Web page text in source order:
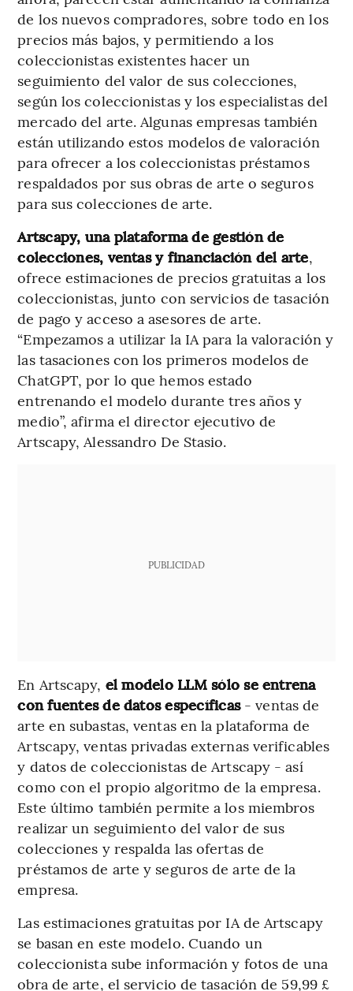
de los nuevos compradores, sobre todo en los
precios más bajos, y permitiendo a los
coleccionistas existentes hacer un
seguimiento del valor de sus colecciones,
según los coleccionistas y los especialistas del
mercado del arte. Algunas empresas también
están utilizando estos modelos de valoración
para ofrecer a los coleccionistas préstamos
respaldados por sus obras de arte o seguros
para sus colecciones de arte.
Artscapy, una plataforma de gestión de
colecciones, ventas y financiación del arte,
ofrece estimaciones de precios gratuitas a los
coleccionistas, junto con servicios de tasación
de pago y acceso a asesores de arte.
“Empezamos a utilizar la IA para la valoración y
las tasaciones con los primeros modelos de
ChatGPT, por lo que hemos estado
entrenando el modelo durante tres años y
medio”, afirma el director ejecutivo de
Artscapy, Alessandro De Stasio.
PUBLICIDAD
En Artscapy, el modelo LLM sólo se entrena
con fuentes de datos específicas- ventas de
arte en subastas, ventas en la plataforma de
Artscapy, ventas privadas externas verificables
y datos de coleccionistas de Artscapy - así
como con el propio algoritmo de la empresa.
Este último también permite a los miembros
realizar un seguimiento del valor de sus
colecciones y respalda las ofertas de
préstamos de arte y seguros de arte de la
empresa.
Las estimaciones gratuitas por IA de Artscapy
se basan en este modelo. Cuando un
coleccionista sube información y fotos de una
obra de arte, el servicio de tasación de 59,99 £